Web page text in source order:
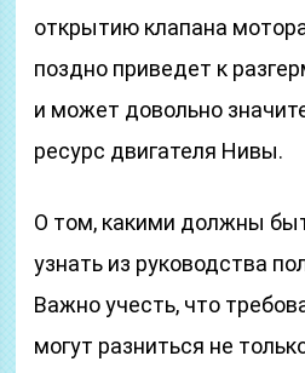
открытию клапана
поздно приведет к
и может довольно
ресурс двигателя Нивы.
О том, какими должны
узнать из руководства
Важно учесть, что
могут разниться не